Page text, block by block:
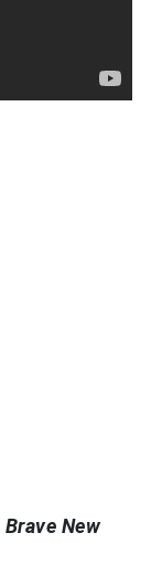
Brave New